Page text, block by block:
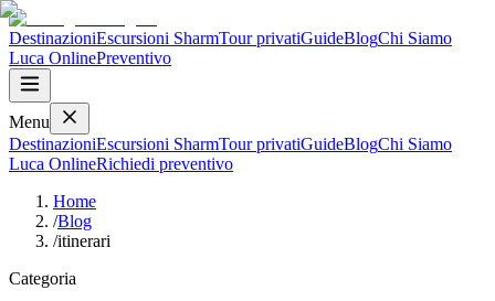
DestinazioniEscursioni SharmTour privatiGuideBlogChi Siamo
Luca OnlinePreventivo
Menu
DestinazioniEscursioni SharmTour privatiGuideBlogChi Siamo
Luca OnlineRichiedi preventivo
Home
/Blog
/itinerari
Categoria